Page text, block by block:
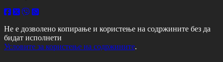
Не е дозволено копирање и користење на содржините без да
бидат исполнети
Условите за користење на содржините.